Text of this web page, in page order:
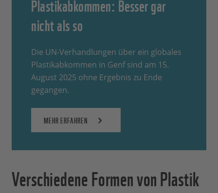
Plastikabkommen: Besser gar
nicht als so
Die UN-Verhandlungen über ein globales
Plastikabkommen in Genf sind am 15.
August 2025 ohne Ergebnis zu Ende
gegangen.
MEHR ERFAHREN
Verschiedene Formen von Plastik